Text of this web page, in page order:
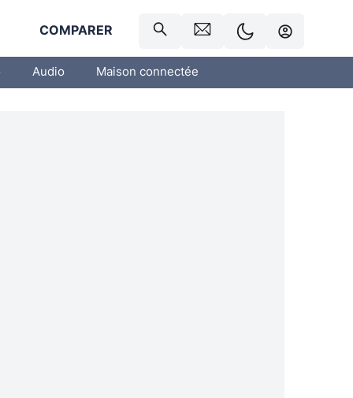
COMPARER
Audio Maison connectée